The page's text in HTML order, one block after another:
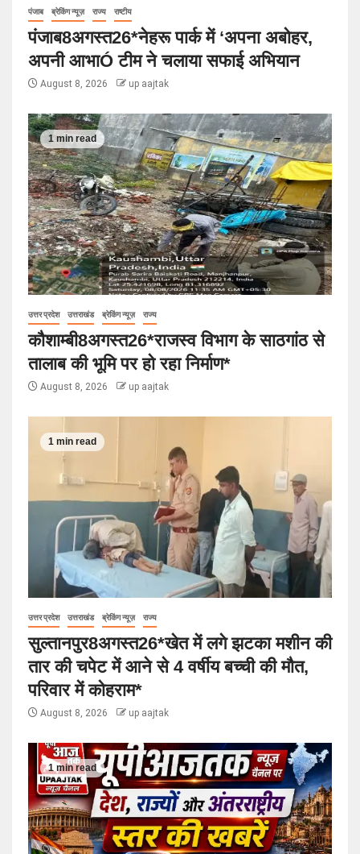
पंजाब ब्रेकिंग न्यूज़ राज्य राष्टीय
पंजाब8अगस्त26*नेहरू पार्क में ‘अपना अबोहर,
अपनी आभाÓ टीम ने चलाया सफाई अभियान
August 8, 2026 up aajtak
1 min read
उत्तर प्रदेश उत्तराखंड ब्रेकिंग न्यूज़ राज्य
कौशाम्बी8अगस्त26*राजस्व विभाग के साठगांठ से
तालाब की भूमि पर हो रहा निर्माण*
August 8, 2026 up aajtak
1 min read
उत्तर प्रदेश उत्तराखंड ब्रेकिंग न्यूज़ राज्य
सुल्तानपुर8अगस्त26*खेत में लगे झटका मशीन की
तार की चपेट में आने से 4 वर्षीय बच्ची की मौत,
परिवार में कोहराम*
August 8, 2026 up aajtak
1 min read